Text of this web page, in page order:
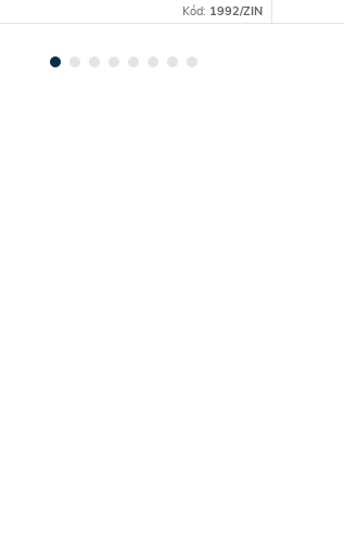
Kód: 1992/ZIN